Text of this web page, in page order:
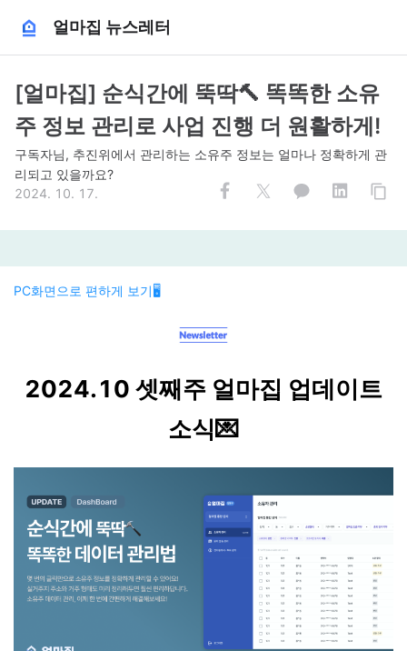
얼마집 뉴스레터
[얼마집] 순식간에 뚝딱🔨 똑똑한 소유
주 정보 관리로 사업 진행 더 원활하게!
구독자님, 추진위에서 관리하는 소유주 정보는 얼마나 정확하게 관
리되고 있을까요?
2024. 10. 17.
PC화면으로 편하게 보기🖥️
2024.10 셋째주 얼마집 업데이트
소식💌